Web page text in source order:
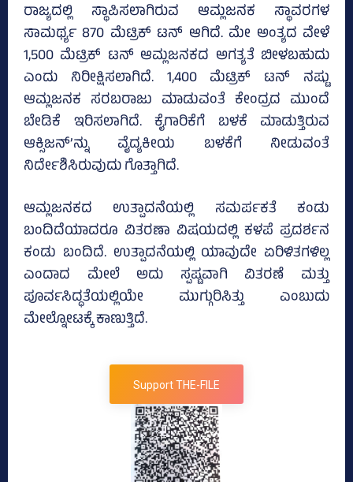
ರಾಜ್ಯದಲ್ಲಿ ಸ್ಥಾಪಿಸಲಾಗಿರುವ ಆಮ್ಲಜನಕ ಸ್ಥಾವರಗಳ
ಸಾಮರ್ಥ್ಯ 870 ಮೆಟ್ರಿಕ್ ಟನ್ ಆಗಿದೆ. ಮೇ ಅಂತ್ಯದ ವೇಳೆ
1,500 ಮೆಟ್ರಿಕ್ ಟನ್ ಆಮ್ಲಜನಕದ ಅಗತ್ಯತೆ ಬೀಳಬಹುದು
ಎಂದು ನಿರೀಕ್ಷಿಸಲಾಗಿದೆ. 1,400 ಮೆಟ್ರಿಕ್ ಟನ್ ನಷ್ಟು
ಆಮ್ಲಜನಕ ಸರಬರಾಜು ಮಾಡುವಂತೆ ಕೇಂದ್ರದ ಮುಂದೆ
ಬೇಡಿಕೆ ಇರಿಸಲಾಗಿದೆ. ಕೈಗಾರಿಕೆಗೆ ಬಳಕೆ ಮಾಡುತ್ತಿರುವ
ಆಕ್ಸಿಜನ್’ನ್ನು ವೈದ್ಯಕೀಯ ಬಳಕೆಗೆ ನೀಡುವಂತೆ
ನಿರ್ದೇಶಿಸಿರುವುದು ಗೊತ್ತಾಗಿದೆ.
ಆಮ್ಲಜನಕದ ಉತ್ಪಾದನೆಯಲ್ಲಿ ಸಮರ್ಪಕತೆ ಕಂಡು
ಬಂದಿದೆಯಾದರೂ ವಿತರಣಾ ವಿಷಯದಲ್ಲಿ ಕಳಪೆ ಪ್ರದರ್ಶನ
ಕಂಡು ಬಂದಿದೆ. ಉತ್ಪಾದನೆಯಲ್ಲಿ ಯಾವುದೇ ಏರಿಳಿತಗಳಿಲ್ಲ
ಎಂದಾದ ಮೇಲೆ ಅದು ಸ್ಪಷ್ಟವಾಗಿ ವಿತರಣೆ ಮತ್ತು
ಪೂರ್ವಸಿದ್ಧತೆಯಲ್ಲಿಯೇ ಮುಗ್ಗುರಿಸಿತ್ತು ಎಂಬುದು
ಮೇಲ್ನೋಟಕ್ಕೆ ಕಾಣುತ್ತಿದೆ.
Support THE-FILE